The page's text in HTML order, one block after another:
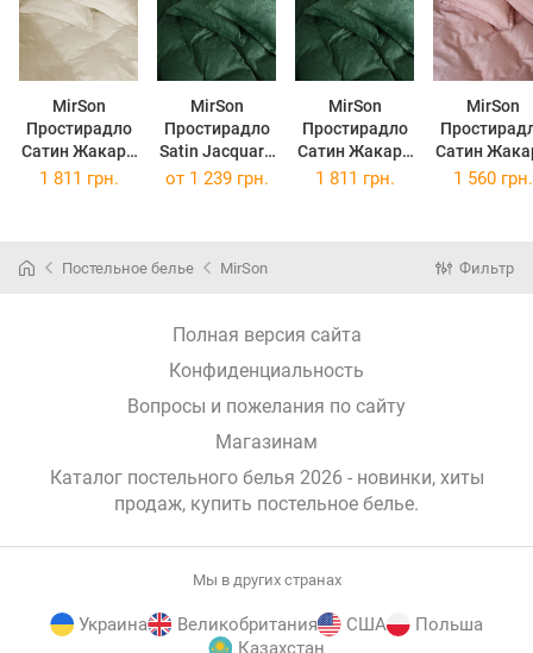
MirSon
Простирадло
Сатин Жакард
6032 Esmiralda
MirSon
Простирадло
Satin Jacquard
6033 Katerjina
MirSon
Простирадло
Сатин Жакард
6033 Katerjina
MirSon
Сатин
6034
1 811 грн. от 1 239 грн. 1 811 грн. 1 560 грн.
Постельное белье MirSon Фильтр
Полная версия сайта
Конфиденциальность
Вопросы и пожелания по сайту
Магазинам
Каталог постельного белья 2026 - новинки, хиты
продаж, купить постельное белье.
Мы в других странах
Украина Великобритания США
Польша
Казахстан